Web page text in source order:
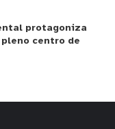
protagoniza
centro de